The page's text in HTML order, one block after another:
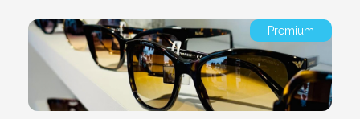
Premium